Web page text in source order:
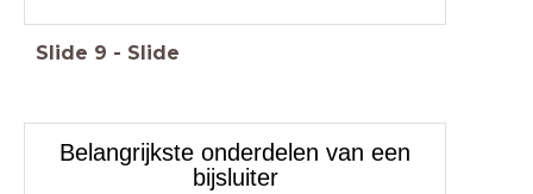
Slide 9 - Slide
Belangrijkste onderdelen van een
bijsluiter